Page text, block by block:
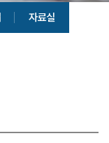
자료실